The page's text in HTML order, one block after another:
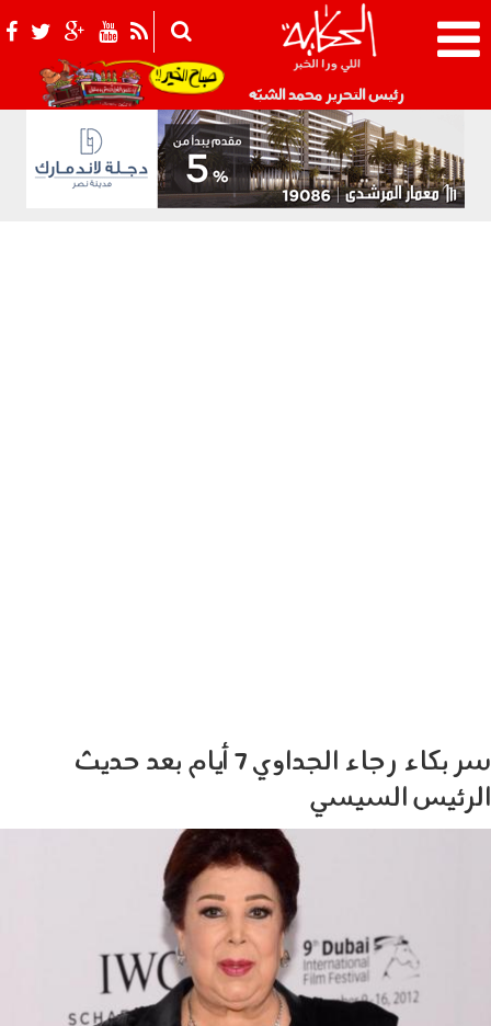
رئيس التحرير محمد الشبّه 021_2.png
سر بكاء رجاء الجداوي 7 أيام بعد حديث
الرئيس السيسي
ragaa_el_gedawy-dubai.jpg